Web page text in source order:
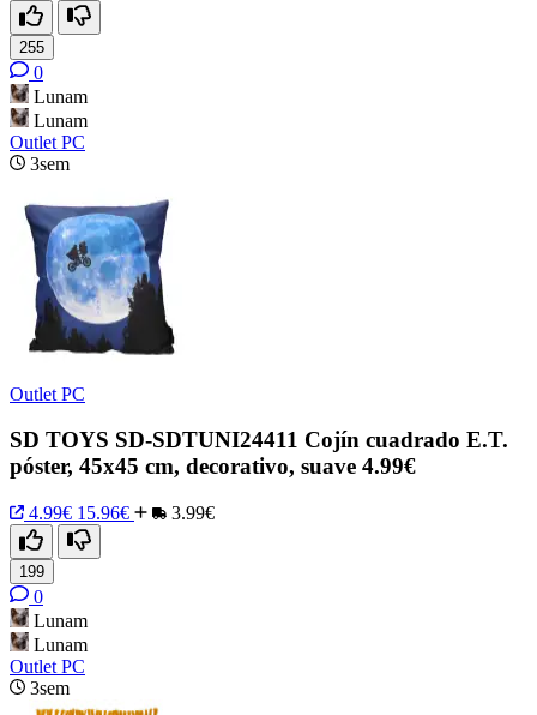
255
0
Lunam
Lunam
Outlet PC
3sem
Outlet PC
SD TOYS SD-SDTUNI24411 Cojín cuadrado E.T.
póster, 45x45 cm, decorativo, suave 4.99€
4.99€ 15.96€ 3.99€
199
0
Lunam
Lunam
Outlet PC
3sem